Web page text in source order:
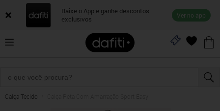
Baixe o App e ganhe descontos
exclusivos
Ver no app
Calça Tecido